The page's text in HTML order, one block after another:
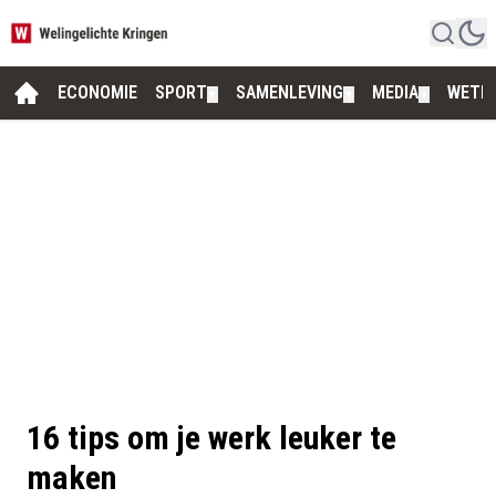
ECONOMIE SPORT SAMENLEVING MEDIA
16 tips om je werk leuker te
maken